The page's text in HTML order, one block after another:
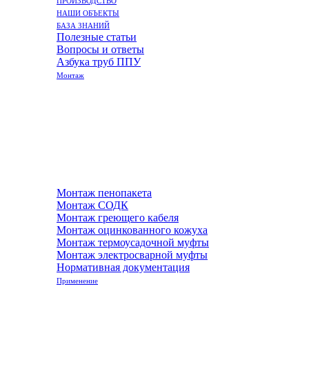
НАШИ ОБЪЕКТЫ
БАЗА ЗНАНИЙ
Полезные статьи
Вопросы и ответы
Азбука труб ППУ
Монтаж
Монтаж пенопакета
Монтаж СОДК
Монтаж греющего кабеля
Монтаж оцинкованного кожуха
Монтаж термоусадочной муфты
Монтаж электросварной муфты
Нормативная документация
Применение